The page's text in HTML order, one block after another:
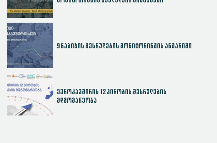
9 ნაბიჯის შესრულების მონიტორინგის ანგარიში
ევროკავშირის 12 პირობის შესრულების
მდგომარეობა